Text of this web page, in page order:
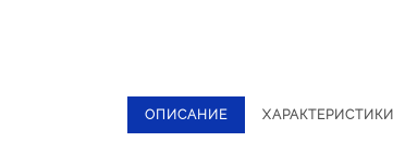
ОПИСАНИЕ ХАРАКТЕРИСТИКИ